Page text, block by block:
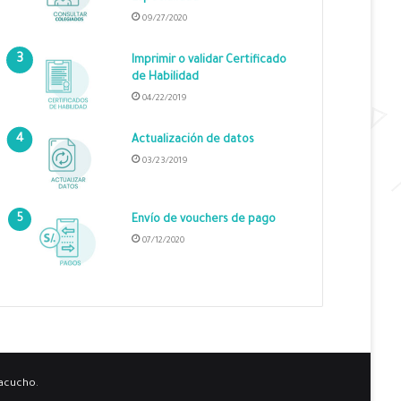
09/27/2020
Imprimir o validar Certificado
de Habilidad
04/22/2019
Actualización de datos
03/23/2019
Envío de vouchers de pago
07/12/2020